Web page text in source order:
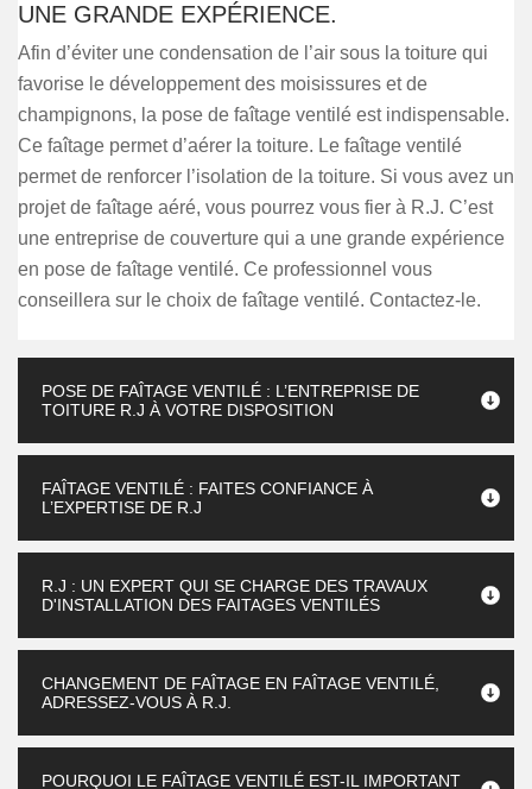
UNE GRANDE EXPÉRIENCE.
Afin d’éviter une condensation de l’air sous la toiture qui
favorise le développement des moisissures et de
champignons, la pose de faîtage ventilé est indispensable.
Ce faîtage permet d’aérer la toiture. Le faîtage ventilé
permet de renforcer l’isolation de la toiture. Si vous avez un
projet de faîtage aéré, vous pourrez vous fier à R.J. C’est
une entreprise de couverture qui a une grande expérience
en pose de faîtage ventilé. Ce professionnel vous
conseillera sur le choix de faîtage ventilé. Contactez-le.
POSE DE FAÎTAGE VENTILÉ : L’ENTREPRISE DE
TOITURE R.J À VOTRE DISPOSITION
FAÎTAGE VENTILÉ : FAITES CONFIANCE À
L’EXPERTISE DE R.J
R.J : UN EXPERT QUI SE CHARGE DES TRAVAUX
D'INSTALLATION DES FAITAGES VENTILÉS
CHANGEMENT DE FAÎTAGE EN FAÎTAGE VENTILÉ,
ADRESSEZ-VOUS À R.J.
POURQUOI LE FAÎTAGE VENTILÉ EST-IL IMPORTANT